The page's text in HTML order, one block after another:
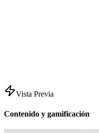
Vista Previa
Contenido y gamificación